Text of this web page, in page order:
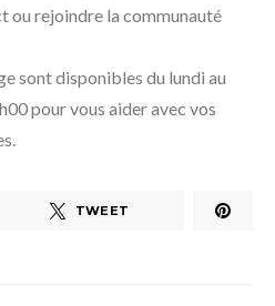
ou rejoindre la communauté
sont disponibles du lundi au
pour vous aider avec vos
TWEET